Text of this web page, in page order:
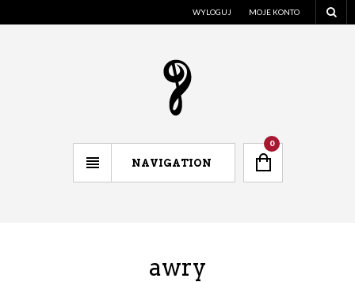
WYLOGUJ MOJE KONTO
NAVIGATION
0
awry